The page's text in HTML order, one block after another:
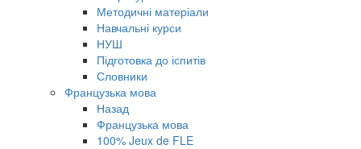
Методичні матеріали
Навчальні курси
НУШ
Підготовка до іспитів
Словники
Французька мова
Назад
Французька мова
100% Jeux de FLE